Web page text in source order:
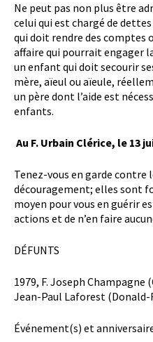
Ne peut pas non plus être
celui qui est chargé de
qui doit rendre des comptes
affaire qui pourrait engager
un enfant qui doit secourir
mère, aïeul ou aïeule,
un père dont l’aide est
enfants.
Au F. Urbain Clérice, le 13
Tenez-vous en garde
découragement; elles sont
moyen pour vous en guérir
actions et de n’en faire
DÉFUNTS
1979, F. Joseph Champagne
Jean-Paul Laforest (Donald-
Événement(s) et